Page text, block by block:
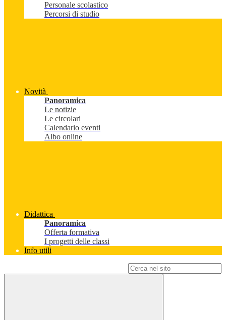
Personale scolastico
Percorsi di studio
Novità
Panoramica
Le notizie
Le circolari
Calendario eventi
Albo online
Didattica
Panoramica
Offerta formativa
I progetti delle classi
Info utili